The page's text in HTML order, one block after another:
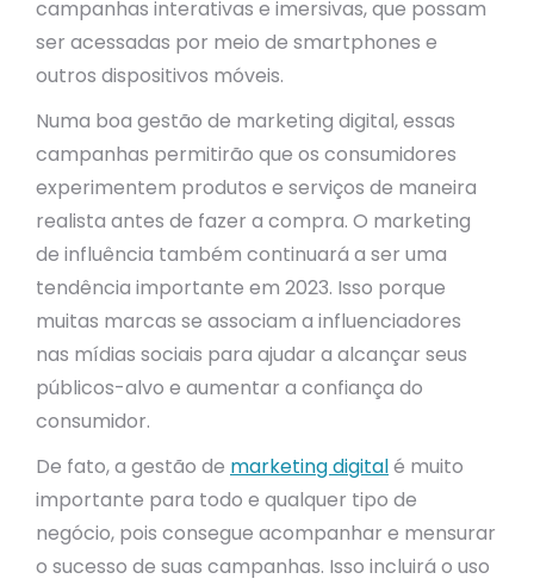
campanhas interativas e imersivas, que possam
ser acessadas por meio de smartphones e
outros dispositivos móveis.
Numa boa gestão de marketing digital, essas
campanhas permitirão que os consumidores
experimentem produtos e serviços de maneira
realista antes de fazer a compra. O marketing
de influência também continuará a ser uma
tendência importante em 2023. Isso porque
muitas marcas se associam a influenciadores
nas mídias sociais para ajudar a alcançar seus
públicos-alvo e aumentar a confiança do
consumidor.
De fato, a gestão de marketing digitalé muito
importante para todo e qualquer tipo de
negócio, pois consegue acompanhar e mensurar
o sucesso de suas campanhas. Isso incluirá o uso